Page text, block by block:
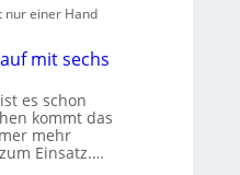
nur einer Hand
mit sechs
es schon
kommt das
mehr
Einsatz.…